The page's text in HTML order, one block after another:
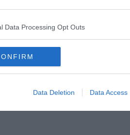
Data Processing Opt Outs
Data Deletion Data Access
"Corno inglese", da "Ossi di seppia"